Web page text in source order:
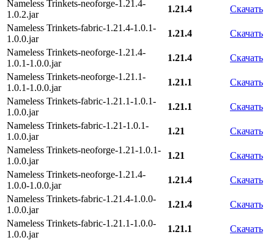
Nameless Trinkets-neoforge-1.21.4-
1.0.2.jar
1.21.4
Скачать
Nameless Trinkets-fabric-1.21.4-1.0.1-
1.0.0.jar
1.21.4
Скачать
Nameless Trinkets-neoforge-1.21.4-
1.0.1-1.0.0.jar
1.21.4
Скачать
Nameless Trinkets-neoforge-1.21.1-
1.0.1-1.0.0.jar
1.21.1
Скачать
Nameless Trinkets-fabric-1.21.1-1.0.1-
1.0.0.jar
1.21.1
Скачать
Nameless Trinkets-fabric-1.21-1.0.1-
1.0.0.jar
1.21
Скачать
Nameless Trinkets-neoforge-1.21-1.0.1-
1.0.0.jar
1.21
Скачать
Nameless Trinkets-neoforge-1.21.4-
1.0.0-1.0.0.jar
1.21.4
Скачать
Nameless Trinkets-fabric-1.21.4-1.0.0-
1.0.0.jar
1.21.4
Скачать
Nameless Trinkets-fabric-1.21.1-1.0.0-
1.0.0.jar
1.21.1
Скачать